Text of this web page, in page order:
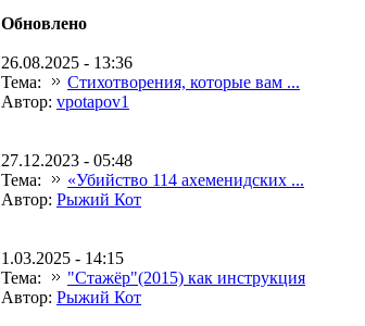
Обновлено
26.08.2025 - 13:36
Тема:
Стихотворения, которые вам ...
Автор: vpotapov1
27.12.2023 - 05:48
Тема:
«Убийство 114 ахеменидских ...
Автор: Рыжий Кот
1.03.2025 - 14:15
Тема:
"Стажёр"(2015) как инструкция
Автор: Рыжий Кот